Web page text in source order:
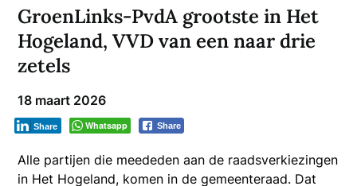
GroenLinks-PvdA grootste in Het
Hogeland, VVD van een naar drie
zetels
18 maart 2026
Whatsapp Share
Share
Alle partijen die meededen aan de raadsverkiezingen
in Het Hogeland, komen in de gemeenteraad. Dat